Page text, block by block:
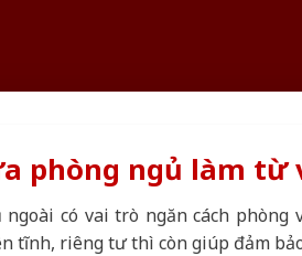
phòng ngủ làm từ
ngoài có vai trò ngăn cách
tĩnh, riêng tư thì còn giúp đảm